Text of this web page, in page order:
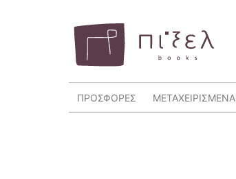
ΠΡΟΣΦΟΡΕΣ ΜΕΤΑΧΕΙΡΙΣΜΕΝΑ